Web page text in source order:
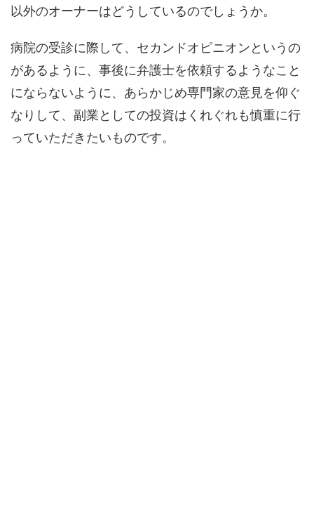
以外のオーナーはどうしているのでしょうか。
病院の受診に際して、セカンドオピニオンというの
があるように、事後に弁護士を依頼するようなこと
にならないように、あらかじめ専門家の意見を仰ぐ
なりして、副業としての投資はくれぐれも慎重に行
っていただきたいものです。